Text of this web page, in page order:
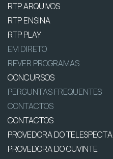
RTP ARQUIVOS
RTP ENSINA
RTP PLAY
EM DIRETO
REVER PROGRAMAS
CONCURSOS
PERGUNTAS FREQUENTES
CONTACTOS
CONTACTOS
PROVEDORA DO
PROVEDORA DO OUVINTE